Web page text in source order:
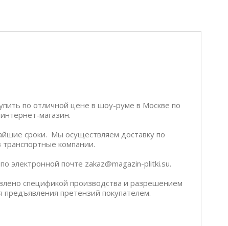
по отличной цене в шоу-руме в Москве по
магазин.
сроки. Мы осуществляем доставку по
компании.
электронной почте zakaz@magazin-plitki.su.
спецификой производства и разрешением
претензий покупателем.